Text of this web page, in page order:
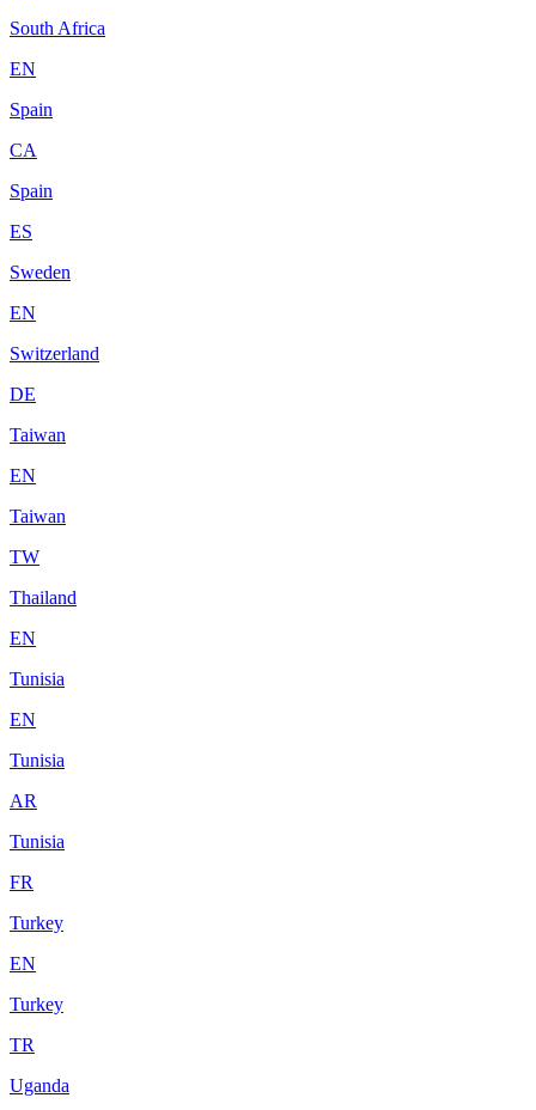
South Africa
EN
Spain
CA
Spain
ES
Sweden
EN
Switzerland
DE
Taiwan
EN
Taiwan
TW
Thailand
EN
Tunisia
EN
Tunisia
AR
Tunisia
FR
Turkey
EN
Turkey
TR
Uganda